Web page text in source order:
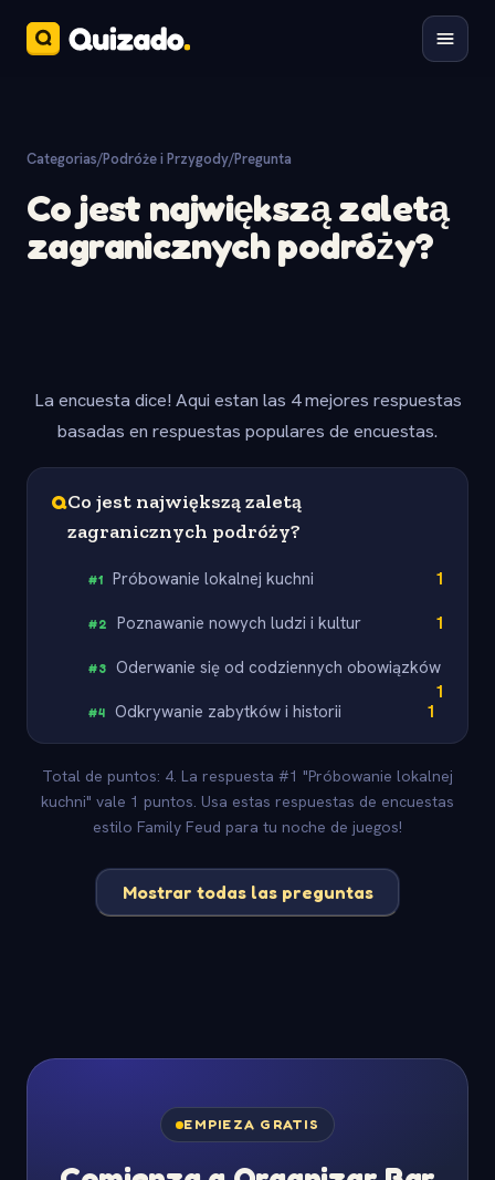
Categorias/Podróże i Przygody/Pregunta
Co jest największą zaletą
zagranicznych podróży?
La encuesta dice! Aqui estan las 4 mejores respuestas
basadas en respuestas populares de encuestas.
QCo jest największą zaletą
zagranicznych podróży?
#1 Próbowanie lokalnej kuchni 1
#2 Poznawanie nowych ludzi i kultur 1
#3
Oderwanie się od codziennych obowiązków
1
#4 Odkrywanie zabytków i historii 1
Total de puntos: 4. La respuesta #1 "Próbowanie lokalnej
kuchni" vale 1 puntos. Usa estas respuestas de encuestas
estilo Family Feud para tu noche de juegos!
Mostrar todas las preguntas
EMPIEZA GRATIS